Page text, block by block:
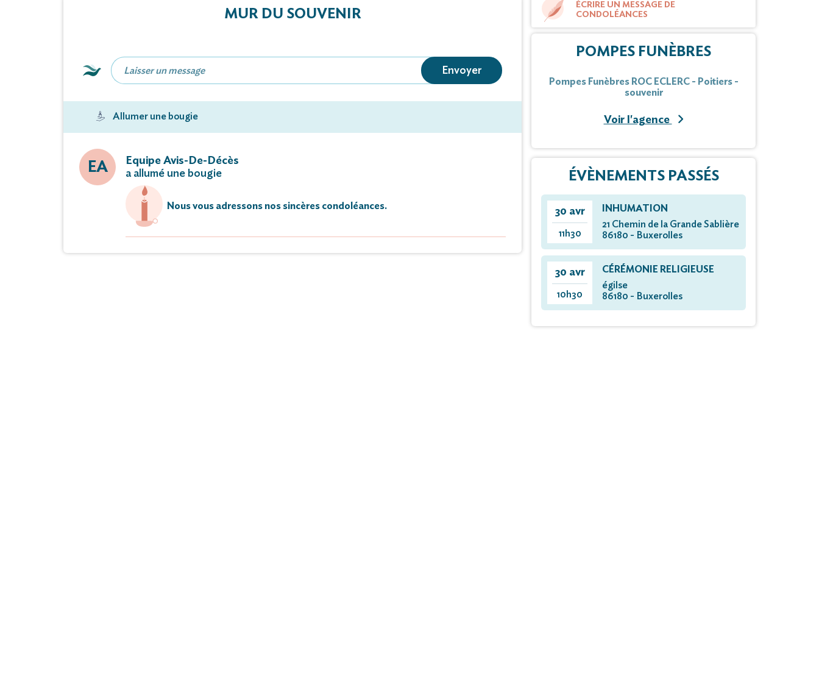
MUR DU SOUVENIR
Envoyer
Allumer une bougie
EA
Equipe Avis-De-Décès
a allumé une bougie
Nous vous adressons nos sincères condoléances.
ÉCRIRE UN MESSAGE DE
CONDOLÉANCES
POMPES FUNÈBRES
Pompes Funèbres ROC ECLERC - Poitiers -
souvenir
Voir l'agence
ÉVÈNEMENTS PASSÉS
30 avr
11h30
INHUMATION
21 Chemin de la Grande Sablière
86180 - Buxerolles
30 avr
10h30
CÉRÉMONIE RELIGIEUSE
égilse
86180 - Buxerolles